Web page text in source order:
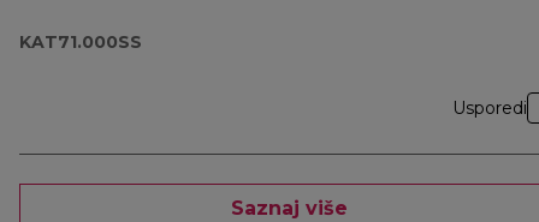
KAT71.000SS
Usporedi
Saznaj više